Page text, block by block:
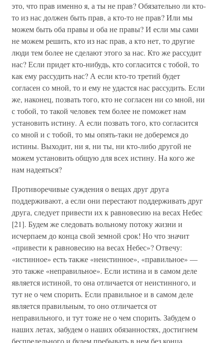
это, что прав именно я, а ты не прав? Обязательно ли кто-
то из нас должен быть прав, а кто-то не прав? Или мы
можем быть оба правы и оба не правы? И если мы сами
не можем решить, кто из нас прав, а кто нет, то другие
люди тем более не сделают этого за нас. Кто же рассудит
нас? Если придет кто-нибудь, кто согласится с тобой, то
как ему рассудить нас? А если кто-то третий будет
согласен со мной, то и ему не удастся нас рассудить. Если
же, наконец, позвать того, кто не согласен ни со мной, ни
с тобой, то такой человек тем более не поможет нам
установить истину. А если позвать того, кто согласится
со мной и с тобой, то мы опять-таки не доберемся до
истины. Выходит, ни я, ни ты, ни кто-либо другой не
можем установить общую для всех истину. На кого же
нам надеяться?
Противоречивые суждения о вещах друг друга
поддерживают, а если они перестают поддерживать друг
друга, следует привести их к равновесию на весах Небес
[21]. Будем же следовать вольному потоку жизни и
исчерпаем до конца свой земной срок! Но что значит
«привести к равновесию на весах Небес»? Отвечу:
«истинное» есть также «неистинное», «правильное» —
это также «неправильное». Если истина и в самом деле
является истиной, то она отличается от неистинного, и
тут не о чем спорить. Если правильное и в самом деле
является правильным, то оно отличается от
неправильного, и тут тоже не о чем спорить. Забудем о
наших летах, забудем о наших обязанностях, достигнем
беспредельного и будем пребывать в нем без конца.